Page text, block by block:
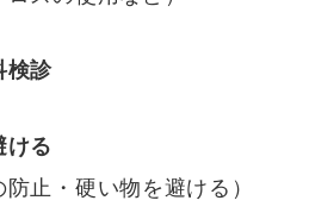
検診
ける
防止・硬い物を避ける）